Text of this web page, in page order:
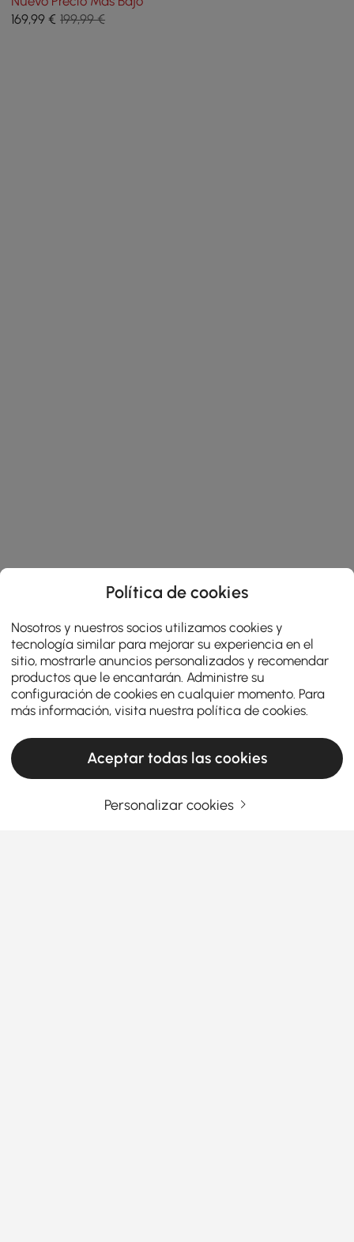
169,99 € 199,99 €
Products in the current category have been updated to show the latest 3 items
Política de cookies
Nosotros y nuestros socios utilizamos cookies y
tecnología similar para mejorar su experiencia en el
sitio, mostrarle anuncios personalizados y recomendar
productos que le encantarán. Administre su
configuración de cookies en cualquier momento. Para
más información, visita nuestra política de cookies
Aceptar todas las cookies
Personalizar cookies